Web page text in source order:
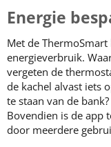
Energie
Met de
energieverbruik.
vergeten de
de kachel alvast iets
te staan van de
Bovendien is de app
door meerdere